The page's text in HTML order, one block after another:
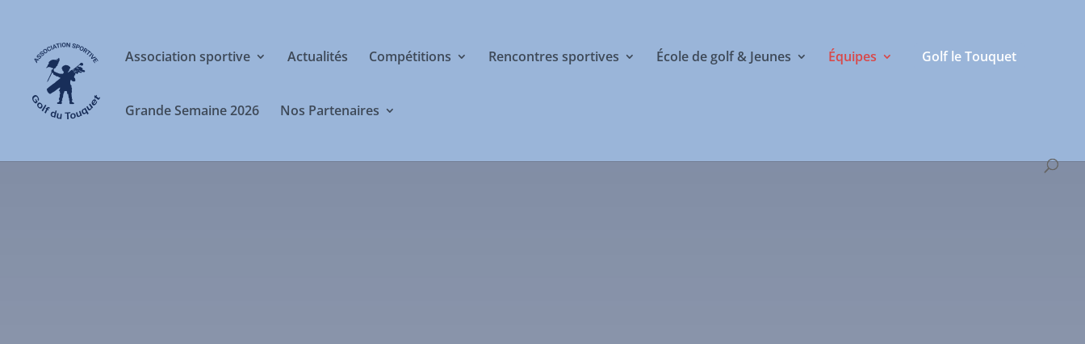
Association sportive Actualités Compétitions Rencontres sportives École de golf & Jeunes Équipes Golf le Touquet
Grande Semaine 2026 Nos Partenaires